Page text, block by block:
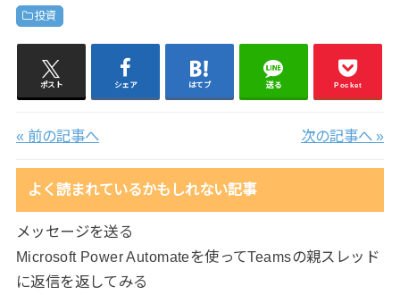
投資
ポスト シェア はてブ 送る Pocket
« 前の記事へ 次の記事へ »
よく読まれているかもしれない記事
メッセージを送る
Microsoft Power Automateを使ってTeamsの親スレッド
に返信を返してみる